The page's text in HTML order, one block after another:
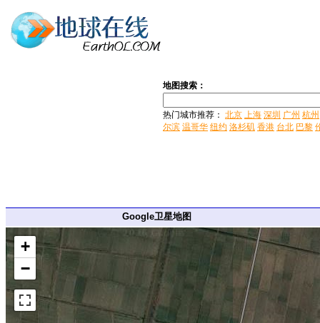
地图搜索：
热门城市推荐： 北京 上海 深圳 广州 杭州
尔滨 温哥华 纽约 洛杉矶 香港 台北 巴黎
Google卫星地图
+
−